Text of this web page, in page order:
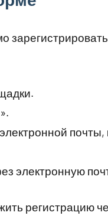
электронную
регистрацию